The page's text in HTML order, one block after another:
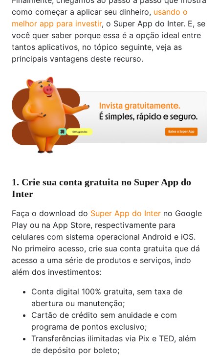
como começar a aplicar seu dinheiro, usando o
melhor app para investir, o Super App do Inter. E, se
você quer saber porque essa é a opção ideal entre
tantos aplicativos, no tópico seguinte, veja as
principais vantagens deste recurso.
1. Crie sua conta gratuita no Super App do
Inter
Faça o download do Super App do Inter no Google
Play ou na App Store, respectivamente para
celulares com sistema operacional Android e iOS.
No primeiro acesso, crie sua conta gratuita que dá
acesso a uma série de produtos e serviços, indo
além dos investimentos:
Conta digital 100% gratuita, sem taxa de
abertura ou manutenção;
Cartão de crédito sem anuidade e com
programa de pontos exclusivo;
Transferências ilimitadas via Pix e TED, além
de depósito por boleto;